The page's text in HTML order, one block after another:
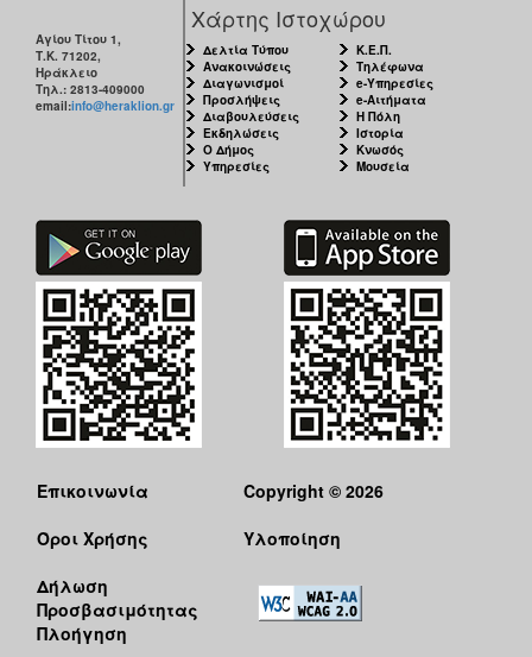
ΠΟΛΙΤΙΣΜΟΣ
Αγίου Τίτου 1,
Τ.Κ. 71202,
Ηράκλειο
Τηλ.: 2813-409000
email:info@heraklion.gr
Χάρτης Ιστοχώρου
Δελτία Τύπου
Ανακοινώσεις
Διαγωνισμοί
Προσλήψεις
Διαβουλεύσεις
Εκδηλώσεις
Ο Δήμος
Υπηρεσίες
Κ.Ε.Π.
Τηλέφωνα
e-Υπηρεσίες
e-Αιτήματα
Η Πόλη
Ιστορία
Κνωσός
Μουσεία
Επικοινωνία
Όροι Χρήσης
Δήλωση
Προσβασιμότητας
Πλοήγηση
Copyright © 2026
Υλοποίηση